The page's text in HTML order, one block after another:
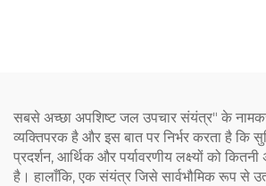
सबसे अच्छा अपशिष्ट जल उपचार संयंत्र" के
व्यक्तिपरक है और इस बात पर निर्भर करता है कि
प्रदर्शन, आर्थिक और पर्यावरणीय लक्ष्यों को
है। हालाँकि, एक संयंत्र जिसे सार्वभौमिक रूप से